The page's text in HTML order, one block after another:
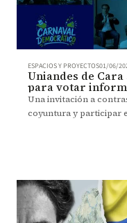
ESPACIOS Y PROYECTOS01/06/
Uniandes de
para votar
Una invitación a
coyuntura y participar